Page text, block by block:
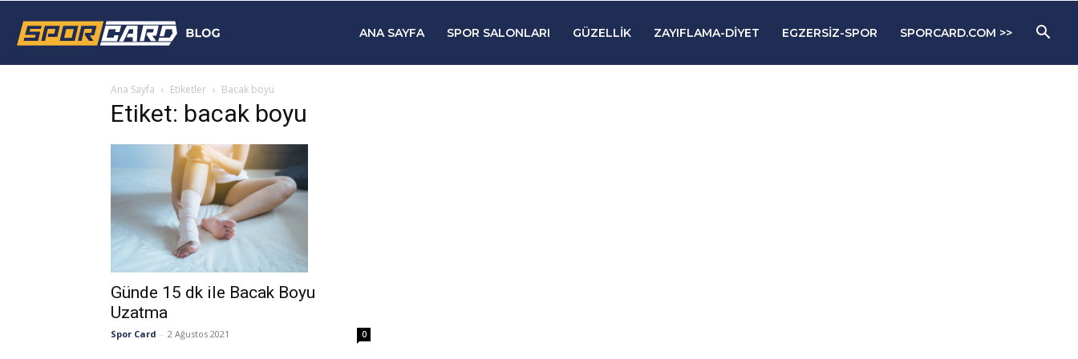
Blog
ANA SAYFA SPOR SALONLARI GÜZELLIK ZAYIFLAMA-DIYET EGZERSIZ-SPOR SPORCARD.COM >>
Ana Sayfa Etiketler Bacak boyu
Etiket: bacak boyu
Günde 15 dk ile Bacak Boyu
Uzatma
Spor Card - 2 Ağustos 2021 0